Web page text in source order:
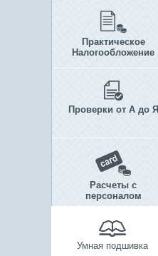
Практическое
Налогообложение
Проверки от А до Я
Расчеты с
персоналом
Умная подшивка